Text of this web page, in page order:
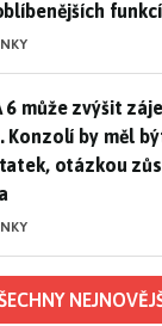
funkcí
6 může zvýšit
6 může zvýšit
Konzolí by měl
otázkou